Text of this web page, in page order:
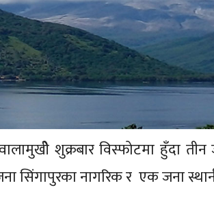
शुक्रबार विस्फोटमा हुँदा
सिंगापुरका नागरिक र एक जना